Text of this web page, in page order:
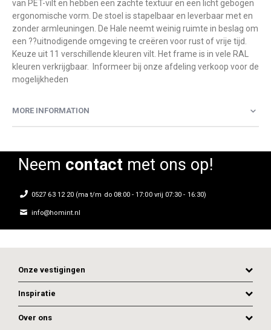
van PET-vilt en hebben een zachte textuur en een licht gebogen
ergonomische vorm. De stoel is stapelbaar en leverbaar met en
zonder armleuningen. De Hale neemt weinig ruimte in beslag om
een ??uitnodigende omgeving te creëren voor rust of vrije tijd.
Keuze uit 11 verschillende kleuren vilt. Het frame is in vele RAL
kleuren verkrijgbaar. Informeer bij onze afdeling verkoop voor de
mogelijkheden
MORE INFORMATION
Neem contactmet ons op!
0527 63 12 20 (ma t/m do 08:00 - 17:00 vrij 07:30 - 16:30)
info@homint.nl
Onze vestigingen
Inspiratie
Over ons